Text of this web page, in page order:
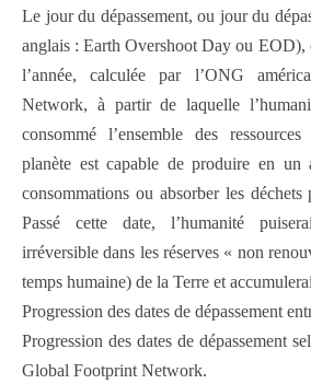
Le jour du dépassement, ou jour du
anglais : Earth Overshoot Day ou EOD),
l’année, calculée par l’ONG
Network, à partir de laquelle
consommé l’ensemble des
planète est capable de produire en un
consommations ou absorber les
Passé cette date, l’humanité
irréversible dans les réserves « non
temps humaine) de la Terre et
Progression des dates de dépassement
Progression des dates de dépassement
Global Footprint Network.